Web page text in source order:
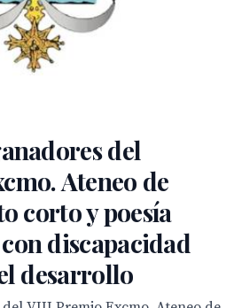
del
Ateneo de
corto y poesía
discapacidad
desarrollo